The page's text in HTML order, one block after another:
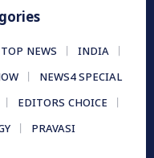
TOP NEWS
INDIA
NEWS4 SPECIAL
EDITORS CHOICE
PRAVASI